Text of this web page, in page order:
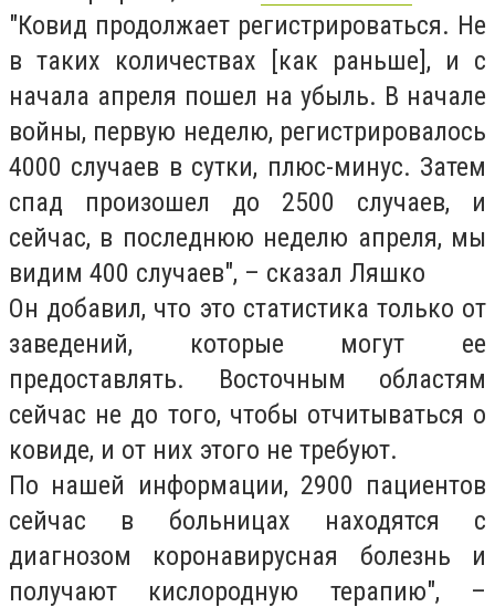
"Ковид продолжает регистрироваться. Не
в таких количествах [как раньше], и с
начала апреля пошел на убыль. В начале
войны, первую неделю, регистрировалось
4000 случаев в сутки, плюс-минус. Затем
спад произошел до 2500 случаев, и
сейчас, в последнюю неделю апреля, мы
видим 400 случаев", – сказал Ляшко
Он добавил, что это статистика только от
заведений, которые могут ее
предоставлять. Восточным областям
сейчас не до того, чтобы отчитываться о
ковиде, и от них этого не требуют.
По нашей информации, 2900 пациентов
сейчас в больницах находятся с
диагнозом коронавирусная болезнь и
получают кислородную терапию", –